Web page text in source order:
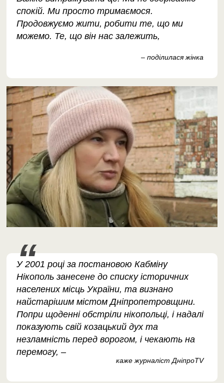
спокій. Ми просто тримаємося.
Продовжуємо жити, робити те, що ми
можемо. Те, що він нас залежить,
– поділилася жінка
У 2001 році за постановою Кабміну
Нікополь занесене до списку історичних
населених місць України, та визнано
найстарішим містом Дніпропетровщини.
Попри щоденні обстріли нікопольці, і надалі
показують свій козацький дух та
незламність перед ворогом, і чекають на
перемогу, –
каже журналіст ДніпроTV